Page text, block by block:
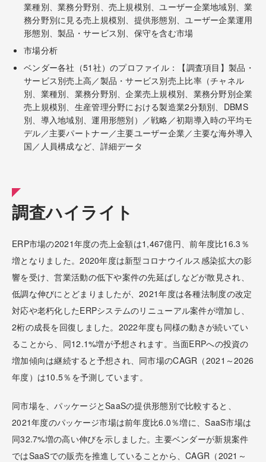
業種別、業務分野別、売上規模別、ユーザー企業地域別、業
務分野別に見る売上規模別、提供形態別、ユーザー企業運用
形態別、製品・サービス別、保守を含む市場
市場分析
ベンダー各社（51社）のプロファイル：【調査項目】製品・
サービス別売上高／製品・サービス別売上比率（チャネル
別、業種別、業務分野別、企業売上規模別、業務分野別企業
売上規模別、生産管理分野における製造業2分類別、DBMS
別、導入地域別、運用形態別）／戦略／初期導入時の平均モ
デル／主要パートナー／主要ユーザー企業／主要な海外導入
国／人員構成など、詳細データ
調査ハイライト
ERP市場の2021年度の売上金額は1,467億円、前年度比16.3％
増となりました。2020年度は新型コロナウイルス感染拡大の影
響を受け、営業活動の低下や案件の先延ばしなどが散見され、
低調な伸びにとどまりましたが、2021年度は各種法制度の改定
対応や老朽化したERPシステムのリニューアル案件が増加し、
2桁の成長を回復しました。2022年度も同様の動きが続いてい
ることから、同12.1%増が予想されます。当面ERPへの投資の
増加傾向は継続すると予想され、同市場のCAGR（2021～2026
年度）は10.5％を予測しています。
同市場を、パッケージとSaaSの提供形態別で比較すると、
2021年度のパッケージ市場は前年度比6.0％増に、SaaS市場は
同32.7%増の高い伸びを示しました。主要ベンダーが新規案件
ではSaaSでの販売を推進していることから、CAGR（2021～